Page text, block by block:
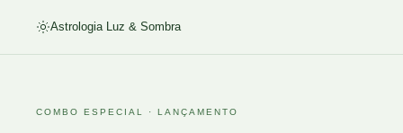
Astrologia Luz & Sombra
COMBO ESPECIAL · LANÇAMENTO